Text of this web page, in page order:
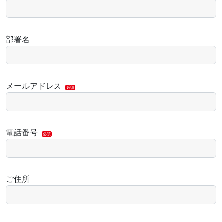
部署名
メールアドレス 必須
電話番号 必須
ご住所